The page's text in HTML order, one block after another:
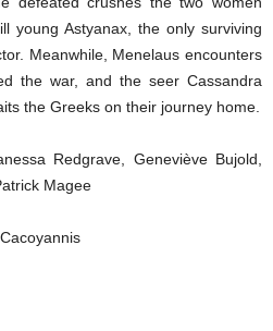
young Astyanax, the only surviving
Meanwhile, Menelaus encounters
the war, and the seer Cassandra
the Greeks on their journey home.
Redgrave, Geneviève Bujold,
Magee